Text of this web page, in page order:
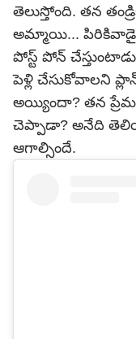
తెలుస్తోంది. తన
అమ్మాయి...
పోస్ట్ పోన్
పెళ్లి చేసుకోవాలని
అయ్యిందా? తన
చెప్పాడా? అనేది
ఆగాల్సిందే.